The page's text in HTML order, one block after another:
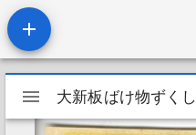
Mirador
viewer
大新板ばけ物ずくし
大新板ばけ物ずくし